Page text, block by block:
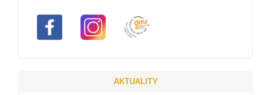
AKTUALITY